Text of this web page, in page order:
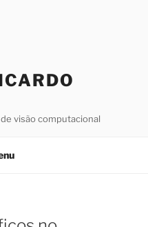
visão computacional